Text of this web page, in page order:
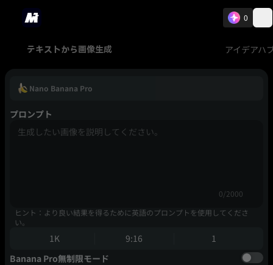
0
テキストから画像生成 アイデアハ
Nano Banana Pro
プロンプト
0/2000
ヒント：より良い結果を得るために英語のプロンプトを使用してくださ
い。
1K 9:16
1
Banana Pro無制限モード